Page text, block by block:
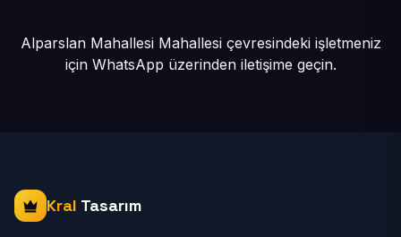
Alparslan Mahallesi Mahallesi çevresindeki işletmeniz
için WhatsApp üzerinden iletişime geçin.
Kral Tasarım